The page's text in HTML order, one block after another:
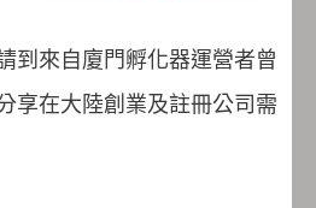
到來自廈門孵化器運營者曾
享在大陸創業及註冊公司需